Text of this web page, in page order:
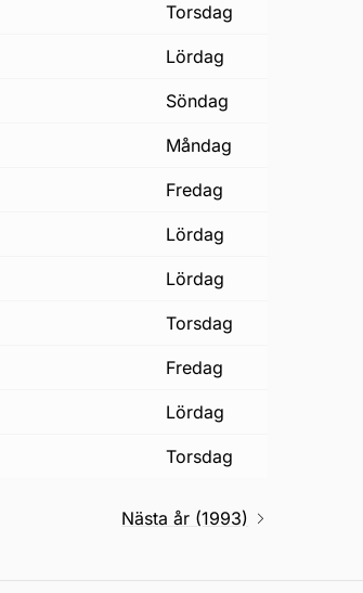
torsdag
lördag
söndag
måndag
fredag
lördag
lördag
torsdag
fredag
lördag
torsdag
Nästa år (1993)